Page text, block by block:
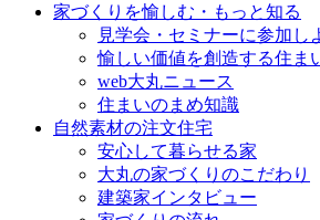
家づくりを愉しむ・もっと知る
見学会・セミナーに参加し
愉しい価値を創造する住ま
web大丸ニュース
住まいのまめ知識
自然素材の注文住宅
安心して暮らせる家
大丸の家づくりのこだわり
建築家インタビュー